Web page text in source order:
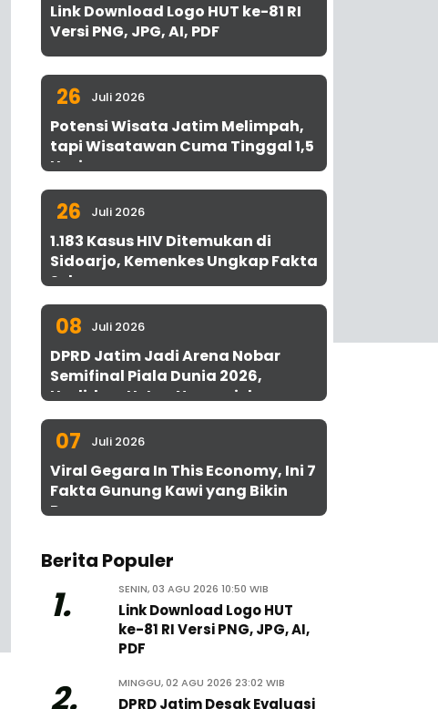
Link Download Logo HUT ke-81 RI
Versi PNG, JPG, AI, PDF
26 Juli 2026
Potensi Wisata Jatim Melimpah,
tapi Wisatawan Cuma Tinggal 1,5
Hari
26 Juli 2026
1.183 Kasus HIV Ditemukan di
Sidoarjo, Kemenkes Ungkap Fakta
Sebenarnya
08 Juli 2026
DPRD Jatim Jadi Arena Nobar
Semifinal Piala Dunia 2026,
Hadirkan Uston Nawawi dan
UMKM Gratis untuk 1.000 Warga
07 Juli 2026
Viral Gegara In This Economy, Ini 7
Fakta Gunung Kawi yang Bikin
Penasaran
Berita Populer
1. SENIN, 03 AGU 2026 10:50 WIB
Link Download Logo HUT
ke-81 RI Versi PNG, JPG, AI,
PDF
2. MINGGU, 02 AGU 2026 23:02 WIB
DPRD Jatim Desak Evaluasi